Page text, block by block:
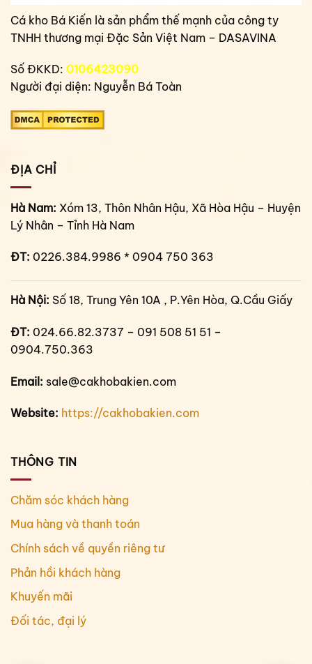
Cá kho Bá Kiến là sản phẩm thế mạnh của công ty
TNHH thương mại Đặc Sản Việt Nam – DASAVINA
Số ĐKKD: 0106423090
Người đại diện: Nguyễn Bá Toàn
ĐỊA CHỈ
Hà Nam: Xóm 13, Thôn Nhân Hậu, Xã Hòa Hậu – Huyện
Lý Nhân – Tỉnh Hà Nam
ĐT: 0226.384.9986 * 0904 750 363
Hà Nội: Số 18, Trung Yên 10A , P.Yên Hòa, Q.Cầu Giấy
ĐT: 024.66.82.3737 – 091 508 51 51 –
0904.750.363
Email: sale@cakhobakien.com
Website: https://cakhobakien.com
THÔNG TIN
Chăm sóc khách hàng
Mua hàng và thanh toán
Chính sách về quyền riêng tư
Phản hồi khách hàng
Khuyến mãi
Đối tác, đại lý